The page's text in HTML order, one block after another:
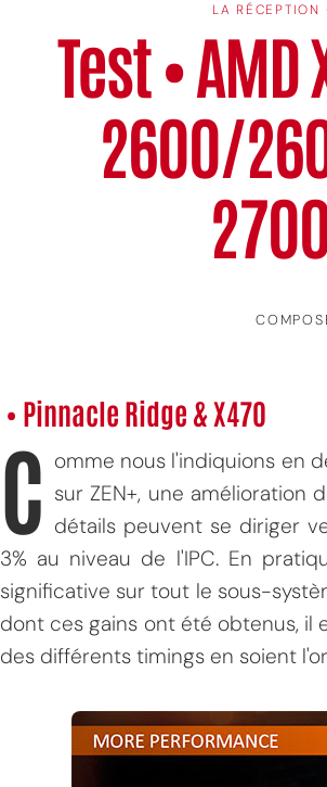
LA RÉCEPTION
Test • AMD
2600/
• Pinnacle Ridge & X470
C omme nous l'indiquions en
sur ZEN+, une
détails peuvent se diriger
3% au niveau de l'IPC. En
significative sur tout le sous-
dont ces gains ont été obtenus, il
des différents timings en soient